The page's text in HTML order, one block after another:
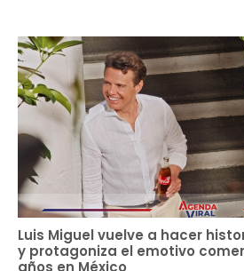
Luis Miguel vuelve a hacer
y protagoniza el emotivo
años en México